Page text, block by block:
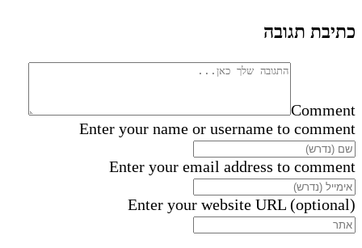
כתיבת תגובה
Comment
Enter your name or username to comment
Enter your email address to comment
Enter your website URL (optional)